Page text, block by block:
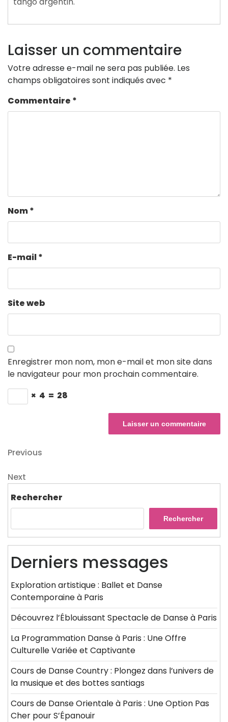
Laisser un commentaire
Votre adresse e-mail ne sera pas publiée. Les
champs obligatoires sont indiqués avec *
Commentaire *
Nom*
E-mail*
Site web
Enregistrer mon nom, mon e-mail et mon site dans
le navigateur pour mon prochain commentaire.
× 4 = 28
Navigation
de
l’article
Previous
Previous
Next
Next
Rechercher
Rechercher
Derniers messages
Exploration artistique : Ballet et Danse
Contemporaine à Paris
Découvrez l’Éblouissant Spectacle de Danse à Paris
La Programmation Danse à Paris : Une Offre
Culturelle Variée et Captivante
Cours de Danse Country : Plongez dans l’univers de
la musique et des bottes santiags
Cours de Danse Orientale à Paris : Une Option Pas
Cher pour S’Épanouir